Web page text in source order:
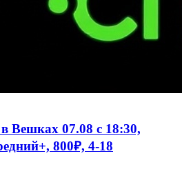
Вешках 07.08 с 18:30,
800₽, 4-18